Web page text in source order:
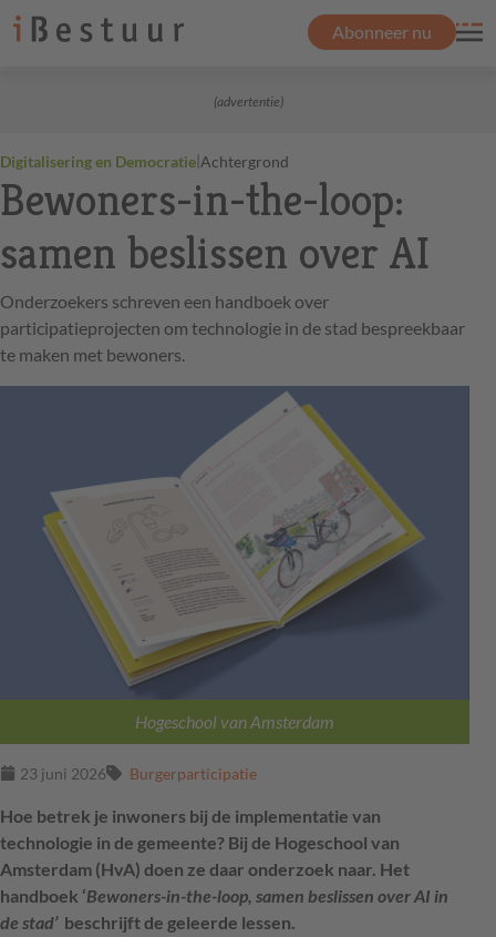
Abonneer nu
(advertentie)
Digitalisering en Democratie|Achtergrond
Bewoners-in-the-loop:
samen beslissen over AI
Onderzoekers schreven een handboek over
participatieprojecten om technologie in de stad bespreekbaar
te maken met bewoners.
Hogeschool van Amsterdam
23 juni 2026 Burgerparticipatie
Hoe betrek je inwoners bij de implementatie van
technologie in de gemeente? Bij de Hogeschool van
Amsterdam (HvA) doen ze daar onderzoek naar. Het
handboek ‘Bewoners-in-the-loop, samen beslissen over AI in
de stad’ beschrijft de geleerde lessen.